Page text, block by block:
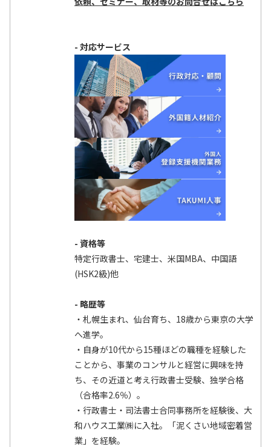
- 対応サービス
- 資格等
特定行政書士、宅建士、米国MBA、中国語
(HSK2級)他
- 略歴等
・札幌生まれ、仙台育ち、18歳から東京の大学
へ進学。
・自身が10代から15種ほどの職種を経験した
ことから、事業のコンサルと経営に興味を持
ち、その近道と考え行政書士受験、独学合格
（合格率2.6％）。
・行政書士・司法書士合同事務所を経験後、大
和ハウス工業㈱に入社。「泥くさい地域密着営
業」を経験。